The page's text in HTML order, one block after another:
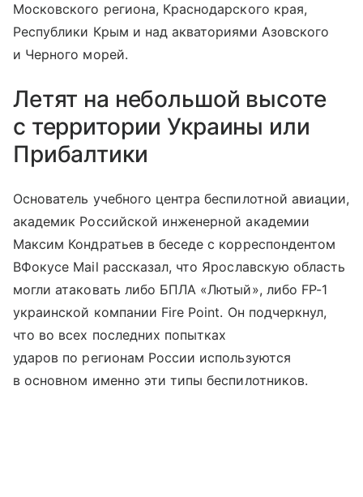
Московского региона, Краснодарского края,
Республики Крым и над акваториями Азовского
и Черного морей.
Летят на небольшой высоте
с территории Украины или
Прибалтики
Основатель учебного центра беспилотной авиации,
академик Российской инженерной академии
Максим Кондратьев в беседе с корреспондентом
ВФокусе Mail рассказал, что Ярославскую область
могли атаковать либо БПЛА «Лютый», либо FP-1
украинской компании Fire Point. Он подчеркнул,
что во всех последних попытках
ударов по регионам России используются
в основном именно эти типы беспилотников.